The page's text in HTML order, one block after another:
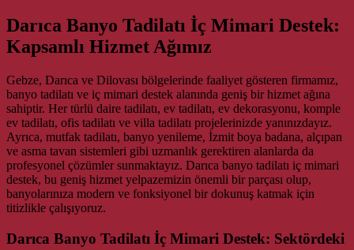
Darıca Banyo Tadilatı İç Mimari Destek:
Kapsamlı Hizmet Ağımız
Gebze, Darıca ve Dilovası bölgelerinde faaliyet gösteren firmamız,
banyo tadilatı ve iç mimari destek alanında geniş bir hizmet ağına
sahiptir. Her türlü daire tadilatı, ev tadilatı, ev dekorasyonu, komple
ev tadilatı, ofis tadilatı ve villa tadilatı projelerinizde yanınızdayız.
Ayrıca, mutfak tadilatı, banyo yenileme, İzmit boya badana, alçıpan
ve asma tavan sistemleri gibi uzmanlık gerektiren alanlarda da
profesyonel çözümler sunmaktayız. Darıca banyo tadilatı iç mimari
destek, bu geniş hizmet yelpazemizin önemli bir parçası olup,
banyolarınıza modern ve fonksiyonel bir dokunuş katmak için
titizlikle çalışıyoruz.
Darıca Banyo Tadilatı İç Mimari Destek: Sektördeki